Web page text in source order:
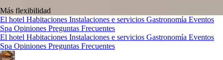
Más flexibilidad
El hotel Habitaciones Instalaciones e servicios Gastronomía Eventos
Spa Opiniones Preguntas Frecuentes
El hotel Habitaciones Instalaciones e servicios Gastronomía Eventos
Spa Opiniones Preguntas Frecuentes